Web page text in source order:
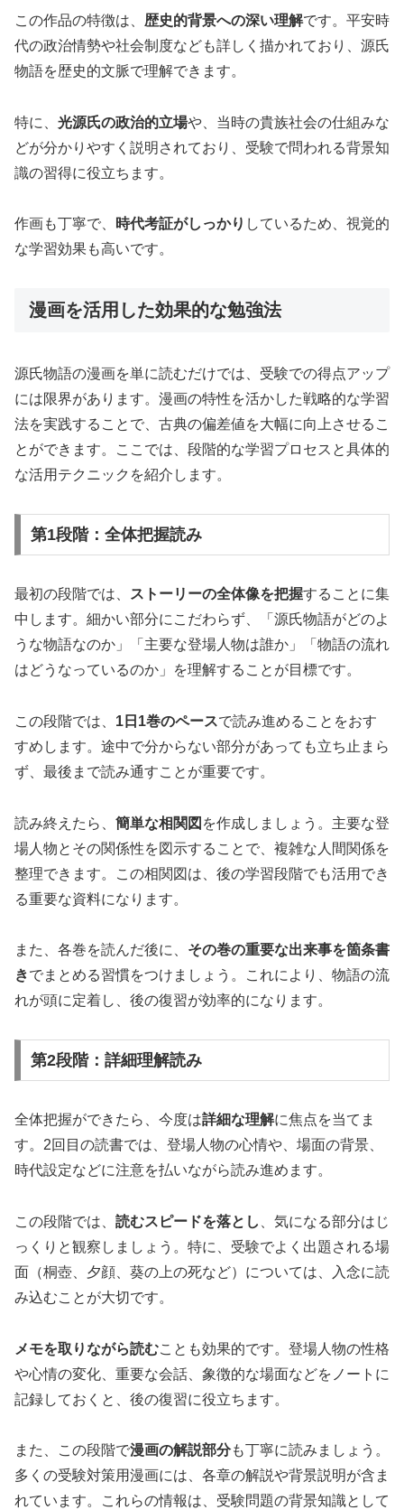
この作品の特徴は、 歴史的背景への深い理解です。平安時
代の政治情勢や社会制度なども詳しく描かれており、源氏
物語を歴史的文脈で理解できます。
特に、 光源氏の政治的立場や、当時の貴族社会の仕組みな
どが分かりやすく説明されており、受験で問われる背景知
識の習得に役立ちます。
作画も丁寧で、 時代考証がしっかり しているため、視覚的
な学習効果も高いです。
漫画を活用した効果的な勉強法
源氏物語の漫画を単に読むだけでは、受験での得点アップ
には限界があります。漫画の特性を活かした戦略的な学習
法を実践することで、古典の偏差値を大幅に向上させるこ
とができます。ここでは、段階的な学習プロセスと具体的
な活用テクニックを紹介します。
第1段階：全体把握読み
最初の段階では、 ストーリーの全体像を把握することに集
中します。細かい部分にこだわらず、「源氏物語がどのよ
うな物語なのか」「主要な登場人物は誰か」「物語の流れ
はどうなっているのか」を理解することが目標です。
この段階では、 1日1巻のペースで読み進めることをおす
すめします。途中で分からない部分があっても立ち止まら
ず、最後まで読み通すことが重要です。
読み終えたら、 簡単な相関図 を作成しましょう。主要な登
場人物とその関係性を図示することで、複雑な人間関係を
整理できます。この相関図は、後の学習段階でも活用でき
る重要な資料になります。
また、各巻を読んだ後に、 その巻の重要な出来事を箇条書
きでまとめる習慣をつけましょう。これにより、物語の流
れが頭に定着し、後の復習が効率的になります。
第2段階：詳細理解読み
全体把握ができたら、今度は詳細な理解に焦点を当てま
す。2回目の読書では、登場人物の心情や、場面の背景、
時代設定などに注意を払いながら読み進めます。
この段階では、 読むスピードを落とし
、気になる部分はじ
っくりと観察しましょう。特に、受験でよく出題される場
面（桐壺、夕顔、葵の上の死など）については、入念に読
み込むことが大切です。
メモを取りながら読むことも効果的です。登場人物の性格
や心情の変化、重要な会話、象徴的な場面などをノートに
記録しておくと、後の復習に役立ちます。
また、この段階で漫画の解説部分も丁寧に読みましょう。
多くの受験対策用漫画には、各章の解説や背景説明が含ま
れています。これらの情報は、受験問題の背景知識として